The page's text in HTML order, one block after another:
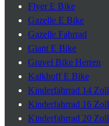
Flyer E Bike
Gazelle E Bike
Gazelle Fahrrad
Giant E Bike
Gravel Bike Herren
Kalkhoff E Bike
Kinderfahrrad 14 Zoll
Kinderfahrrad 16 Zoll
Kinderfahrrad 20 Zoll